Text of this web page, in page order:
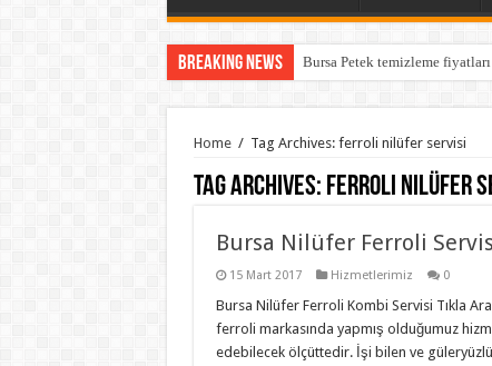
Breaking News Bursa Petek temizleme
Home / Tag Archives: ferroli nilüfer servisi
Tag Archives: ferroli nilüfer
Bursa Nilüfer Ferroli
15 Mart 2017 Hizmetlerimiz 0
Bursa Nilüfer Ferroli Kombi Servisi Tıkla
ferroli markasında yapmış olduğumuz
edebilecek ölçüttedir. İşi bilen ve